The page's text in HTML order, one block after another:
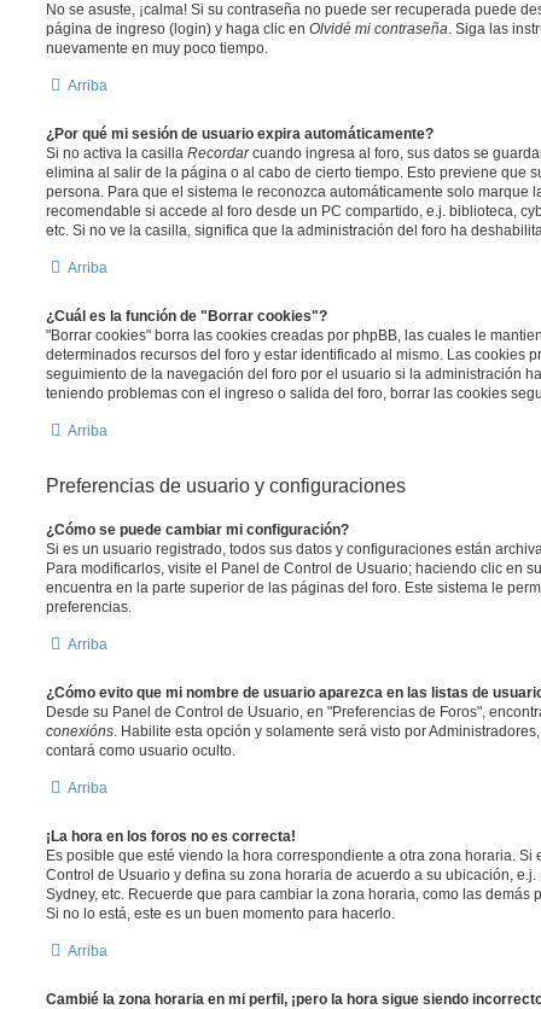
No se asuste, ¡calma! Si su contraseña no puede ser recuperada puede
página de ingreso (login) y haga clic en Olvidé mi contraseña. Siga las
nuevamente en muy poco tiempo.
Arriba
¿Por qué mi sesión de usuario expira automáticamente?
Si no activa la casilla Recordarcuando ingresa al foro, sus datos se
elimina al salir de la página o al cabo de cierto tiempo. Esto previene que
persona. Para que el sistema le reconozca automáticamente solo marque
recomendable si accede al foro desde un PC compartido, e.j. biblioteca,
etc. Si no ve la casilla, significa que la administración del foro ha
Arriba
¿Cuál es la función de "Borrar cookies"?
"Borrar cookies" borra las cookies creadas por phpBB, las cuales le
determinados recursos del foro y estar identificado al mismo. Las cookies
seguimiento de la navegación del foro por el usuario si la administración
teniendo problemas con el ingreso o salida del foro, borrar las cookies
Arriba
Preferencias de usuario y configuraciones
¿Cómo se puede cambiar mi configuración?
Si es un usuario registrado, todos sus datos y configuraciones están
Para modificarlos, visite el Panel de Control de Usuario; haciendo clic en
encuentra en la parte superior de las páginas del foro. Este sistema le
preferencias.
Arriba
¿Cómo evito que mi nombre de usuario aparezca en las listas de
Desde su Panel de Control de Usuario, en "Preferencias de Foros",
conexións. Habilite esta opción y solamente será visto por
contará como usuario oculto.
Arriba
¡La hora en los foros no es correcta!
Es posible que esté viendo la hora correspondiente a otra zona horaria. Si
Control de Usuario y defina su zona horaria de acuerdo a su ubicación, e.j.
Sydney, etc. Recuerde que para cambiar la zona horaria, como las demás
Si no lo está, este es un buen momento para hacerlo.
Arriba
Cambié la zona horaria en mi perfil, ¡pero la hora sigue siendo